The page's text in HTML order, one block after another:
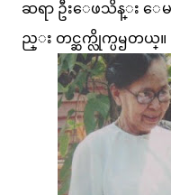
ဆရာ ဦးေဖသိန္း ေမ
ည္း တင္ဆက္လိုက္ပၝတယ္။